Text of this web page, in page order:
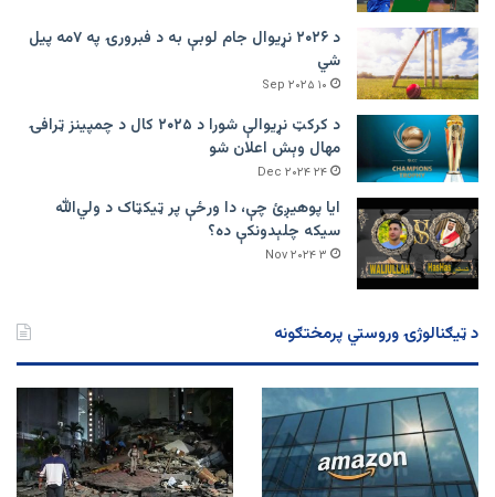
د ۲۰۲۶ نړیوال جام لوبې به د فبرورۍ په ۷مه پیل
شي
۱۰ Sep ۲۰۲۵
د کرکټ نړیوالې شورا د ۲۰۲۵ کال د چمپینز ټرافۍ
مهال وېش اعلان شو
۲۴ Dec ۲۰۲۴
ایا پوهیږئ چې، دا ورځې پر ټيکټاک د ولي‌الله
سیکه چلېدونکې ده؟
۳ Nov ۲۰۲۴
د ټیګنالوژۍ وروستي پرمختګونه